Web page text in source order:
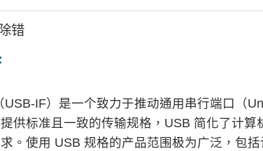
错
USB-IF）是一个致力于推动通用串行端口（
供标准且一致的传输规格，USB 简化了计
。使用 USB 规格的产品范围极为广泛，包